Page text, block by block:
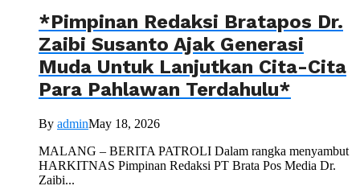
*Pimpinan Redaksi Bratapos Dr.
Zaibi Susanto Ajak Generasi
Muda Untuk Lanjutkan Cita-Cita
Para Pahlawan Terdahulu*
By adminMay 18, 2026
MALANG – BERITA PATROLI Dalam rangka menyambut
HARKITNAS Pimpinan Redaksi PT Brata Pos Media Dr.
Zaibi...